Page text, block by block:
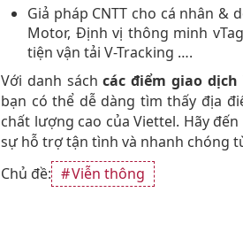
Giả pháp CNTT cho cá nhân &
Motor, Định vị thông minh
tiện vận tải V-Tracking ….
Với danh sáchcác điểm giao
bạn có thể dễ dàng tìm thấy địa
chất lượng cao của Viettel. Hãy
sự hỗ trợ tận tình và nhanh chóng
Chủ đề:
Viễn thông